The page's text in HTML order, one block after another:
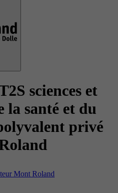
sciences et
la santé et du
privé
Mont Roland